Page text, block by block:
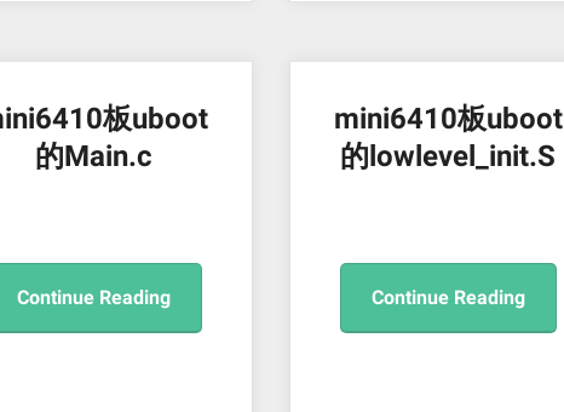
板uboot
的Main.c
Continue Reading
mini6410板uboot
的lowlevel_init.S
Continue Reading